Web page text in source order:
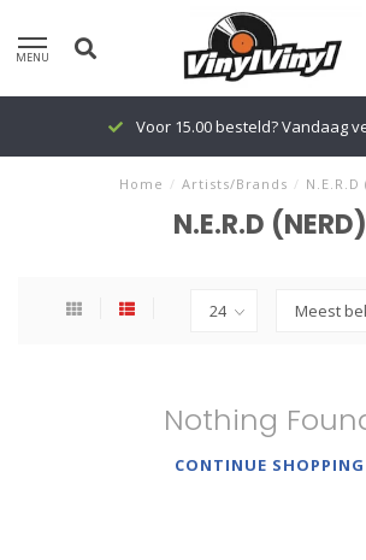
MENU
Voor 15.00 besteld? Vandaag
Home / Artists/Brands / N.E.R.D
N.E.R.D (NERD)
Nothing
CONTINUE SHOPPING